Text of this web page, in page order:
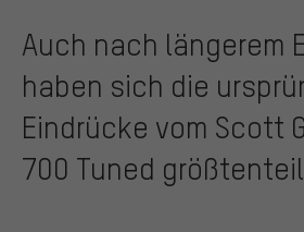
Auch nach längerem
haben sich die
Eindrücke vom Scott
700 Tuned